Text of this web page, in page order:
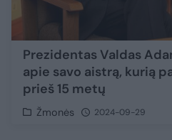
Prezidentas Valdas
apie savo aistrą, kurią
prieš 15 metų
Žmonės 2024-09-29